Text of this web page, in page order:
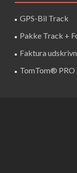
GPS-Bil Track
Pakke Track +
Faktura
TomTom® PRO